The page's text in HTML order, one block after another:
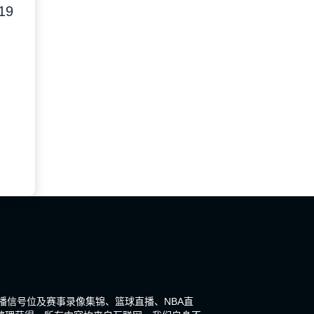
号位及赛事录像集锦、篮球直播、NBA直